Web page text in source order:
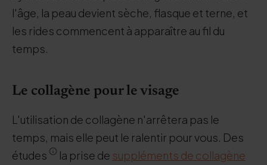
l'âge, la peau devient sèche, flasque et terne, et
les rides commencent à apparaître au fil du
temps.
Le collagène pour le visage
L'utilisation de collagène n'arrêtera pas le
temps, mais elle peut le ralentir pour vous. Des
études
la prise de suppléments de collagène